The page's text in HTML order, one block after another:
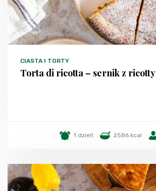
CIASTA I TORTY
Torta di ricotta – sernik z ricotty
1 dzień 2586 kcal